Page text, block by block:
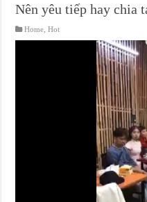
Nên yêu tiếp hay chia
Home ,Hot